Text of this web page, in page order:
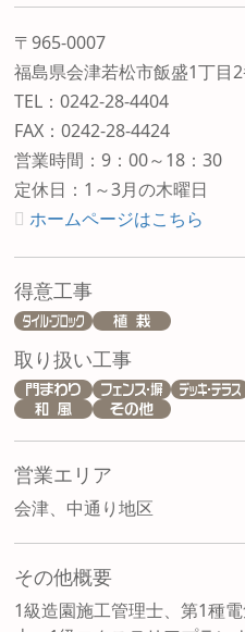
〒965-0007
福島県会津若松市飯盛1丁目
TEL：0242-28-4404
FAX：0242-28-4424
営業時間：9：00～18：30
定休日：1～3月の木曜日
ホームページはこちら
得意工事
取り扱い工事
営業エリア
会津、中通り地区
その他概要
1級造園施工管理士、第1種